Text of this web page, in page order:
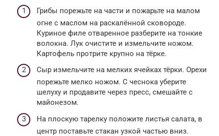
Грибы порежьте на части и пожарьте на малом
огне с маслом на раскалённой сковороде.
Куриное филе отваренное разберите на тонкие
волокна. Лук очистите и измельчите ножом.
Картофель протрите крупно на тёрке.
Сыр измельчите на мелких ячейках тёрки. Орехи
порежьте мелко ножом. С чеснока уберите
шелуху и продавите через пресс, смешайте с
майонезом.
На плоскую тарелку положите листья салата, в
центр поставьте стакан узкой частью вниз.